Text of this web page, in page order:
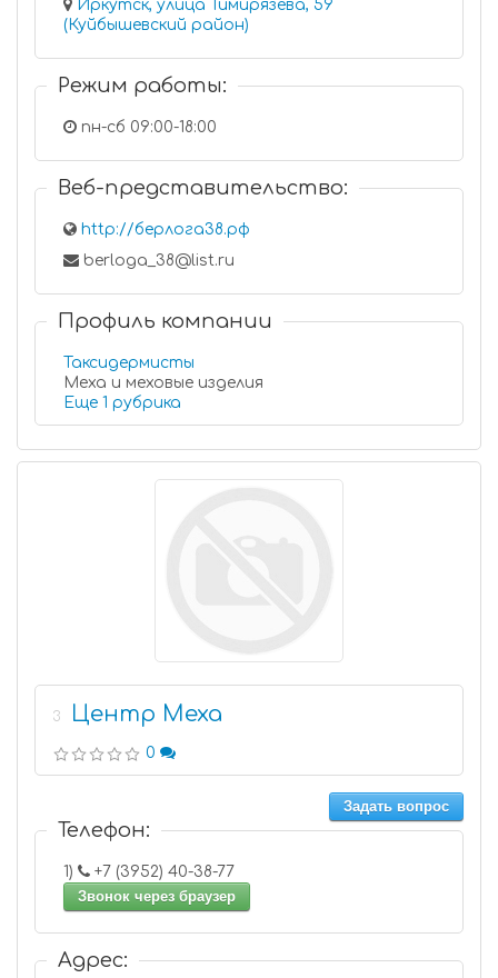
Иркутск, улица Тимирязева, 59
(Куйбышевский район)
Режим работы:
пн-сб 09:00-18:00
Веб-представительство:
http://берлога38.рф
berloga_38@list.ru
Профиль компании
Таксидермисты
Меха и меховые изделия
Еще 1 рубрика
3 Центр Меха
0
Задать вопрос
Телефон:
1)
+7 (3952) 40-38-77
Звонок через браузер
Адрес: